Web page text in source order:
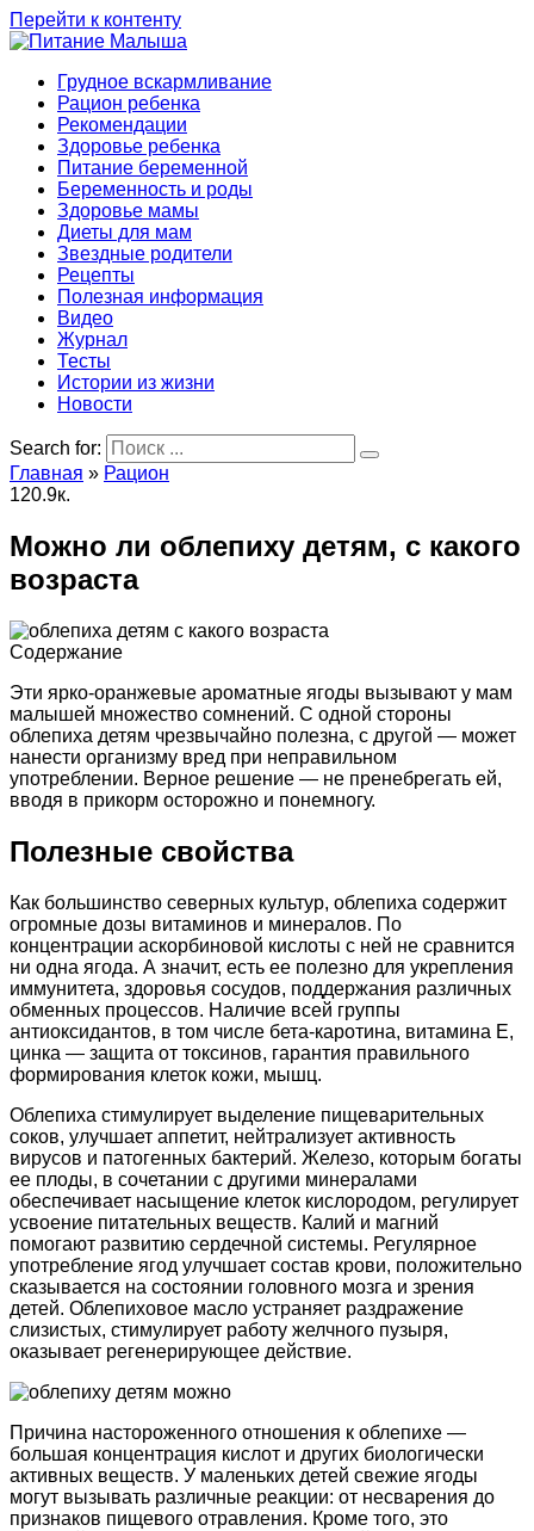
Перейти к контенту
Грудное вскармливание
Рацион ребенка
Рекомендации
Здоровье ребенка
Питание беременной
Беременность и роды
Здоровье мамы
Диеты для мам
Звездные родители
Рецепты
Полезная информация
Видео
Журнал
Тесты
Истории из жизни
Новости
Search for:
Главная » Рацион
120.9к.
Можно ли облепиху детям, с какого
возраста
Содержание
Эти ярко-оранжевые ароматные ягоды вызывают у мам
малышей множество сомнений. С одной стороны
облепиха детям чрезвычайно полезна, с другой — может
нанести организму вред при неправильном
употреблении. Верное решение — не пренебрегать ей,
вводя в прикорм осторожно и понемногу.
Полезные свойства
Как большинство северных культур, облепиха содержит
огромные дозы витаминов и минералов. По
концентрации аскорбиновой кислоты с ней не сравнится
ни одна ягода. А значит, есть ее полезно для укрепления
иммунитета, здоровья сосудов, поддержания различных
обменных процессов. Наличие всей группы
антиоксидантов, в том числе бета-каротина, витамина Е,
цинка — защита от токсинов, гарантия правильного
формирования клеток кожи, мышц.
Облепиха стимулирует выделение пищеварительных
соков, улучшает аппетит, нейтрализует активность
вирусов и патогенных бактерий. Железо, которым богаты
ее плоды, в сочетании с другими минералами
обеспечивает насыщение клеток кислородом, регулирует
усвоение питательных веществ. Калий и магний
помогают развитию сердечной системы. Регулярное
употребление ягод улучшает состав крови, положительно
сказывается на состоянии головного мозга и зрения
детей. Облепиховое масло устраняет раздражение
слизистых, стимулирует работу желчного пузыря,
оказывает регенерирующее действие.
Причина настороженного отношения к облепихе —
большая концентрация кислот и других биологически
активных веществ. У маленьких детей свежие ягоды
могут вызывать различные реакции: от несварения до
признаков пищевого отравления. Кроме того, это